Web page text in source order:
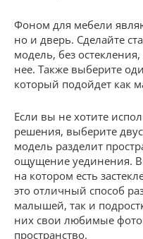
Фоном для мебели
но и дверь. Сделайте
модель, без
нее. Также выберите
который подойдет как
Если вы не хотите
решения, выберите
модель разделит
ощущение уединения.
на котором есть
это отличный способ
малышей, так и
них свои любимые
пространство.